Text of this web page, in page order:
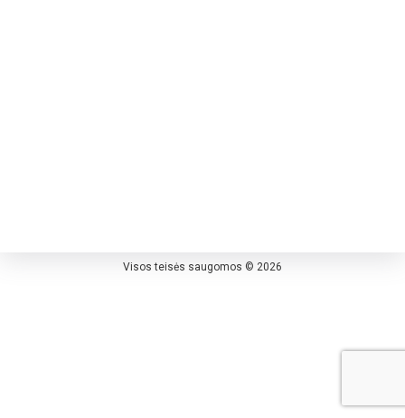
Visos teisės saugomos © 2026